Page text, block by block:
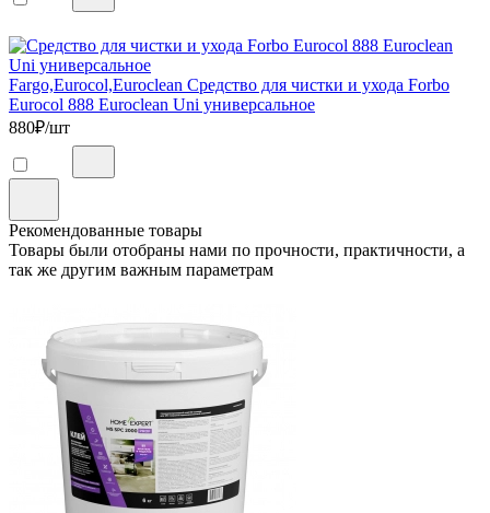
Fargo,Eurocol,Euroclean Средство для чистки и ухода Forbo
Eurocol 888 Euroclean Uni универсальное
880₽/шт
Рекомендованные товары
Товары были отобраны нами по прочности, практичности, а
так же другим важным параметрам